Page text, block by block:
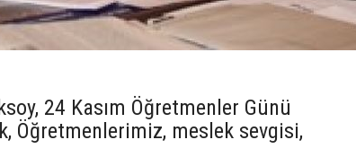
24 Kasım Öğretmenler Günü
Öğretmenlerimiz, meslek sevgisi,